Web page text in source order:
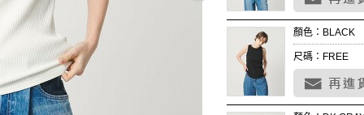
顏色：BLACK
尺碼：FREE